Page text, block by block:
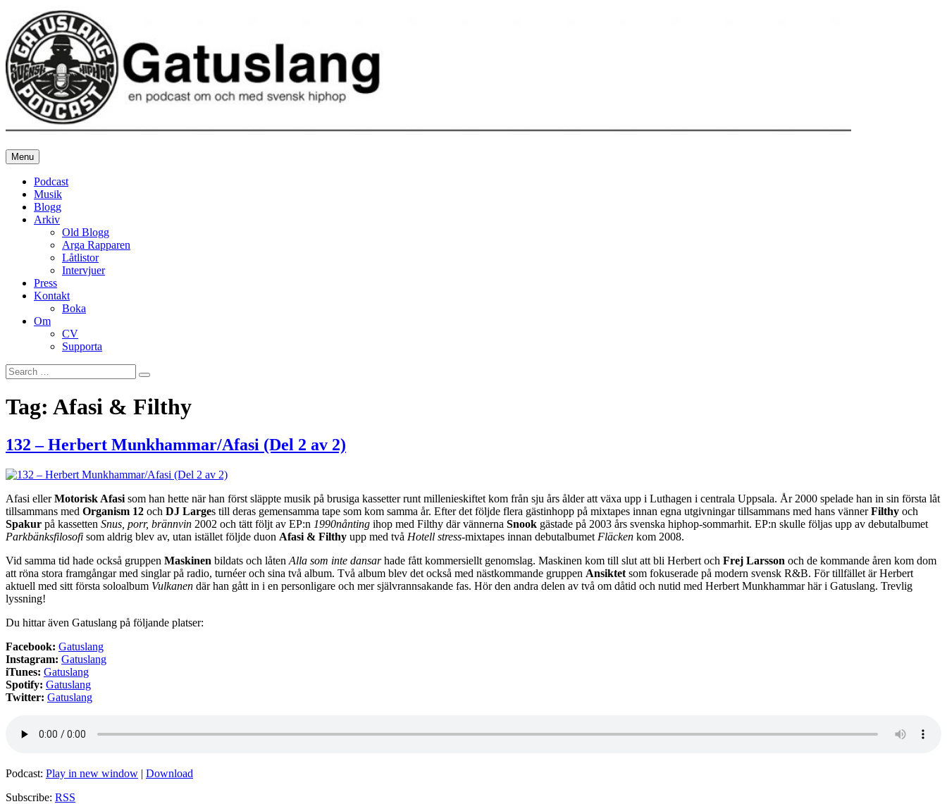
content
Gatuslang
en podcast om och med svensk hiphop
Menu
Podcast
Musik
Blogg
Arkiv
Old Blogg
Arga Rapparen
Låtlistor
Intervjuer
Press
Kontakt
Boka
Om
CV
Supporta
Search
for:
Search
Tag: Afasi & Filthy
132 – Herbert Munkhammar/Afasi (Del 2 av 2)
Afasi ellerMotorisk Afasi som han hette när han först släppte musik på brusiga kassetter runt millenieskiftet kom från sju års ålder att växa upp i Luthagen i centrala Uppsala. År 2000 spelade han in sin första låt
tillsammans med Organism 12 och DJ Larges till deras gemensamma tape som kom samma år. Efter det följde flera gästinhopp på mixtapes innan egna utgivningar tillsammans med hans vännerFilthy och
Spakur på kassetten Snus, porr, brännvin 2002 och tätt följt av EP:n 1990nånting ihop med Filthy där vännerna Snook gästade på 2003 års svenska hiphop-sommarhit. EP:n skulle följas upp av debutalbumet
Parkbänksfilosofi som aldrig blev av, utan istället följde duon Afasi & Filthy upp med två Hotell stress-mixtapes innan debutalbumet Fläcken kom 2008.
Vid samma tid hade också gruppen Maskinen bildats och låten Alla som inte dansarhade fått kommersiellt genomslag. Maskinen kom till slut att bli Herbert och Frej Larsson och de kommande åren kom dom
att röna stora framgångar med singlar på radio, turnéer och sina två album. Två album blev det också med nästkommande gruppen Ansiktet som fokuserade på modern svensk R&B. För tillfället är Herbert
aktuell med sitt första soloalbum Vulkanen där han gått in i en personligare och mer självrannsakande fas. Hör den andra delen av två om dåtid och nutid med Herbert Munkhammar här i Gatuslang. Trevlig
lyssning!
Du hittar även Gatuslang på följande platser:
Facebook: Gatuslang
Instagram: Gatuslang
iTunes: Gatuslang
Spotify: Gatuslang
Twitter: Gatuslang
Podcast: Play in new window | Download
Subscribe: RSS